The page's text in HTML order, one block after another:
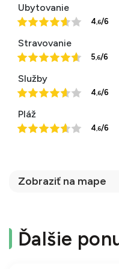
Ubytovanie
4,6/6
Stravovanie
5,6/6
Služby
4,6/6
Pláž
4,6/6
Zobraziť na mape
Ďalšie